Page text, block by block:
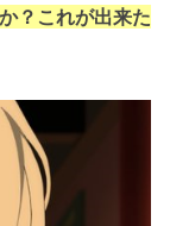
？これが出来た